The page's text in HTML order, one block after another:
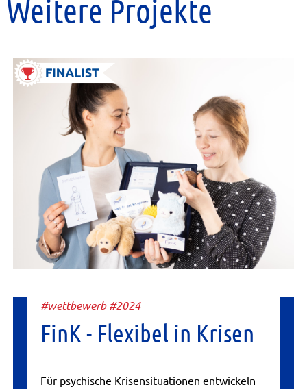
Weitere Projekte
#wettbewerb #2024
FinK - Flexibel in Krisen
Für psychische Krisensituationen entwickeln